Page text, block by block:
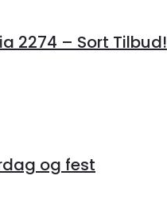
2274 – Sort Tilbud!
og fest